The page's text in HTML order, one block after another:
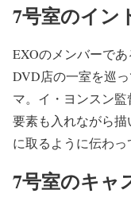
7号室のイン
EXOのメンバーで
DVD店の一室を巡
マ。イ・ヨンスン
要素も入れながら
に取るように伝わっ
7号室のキャ